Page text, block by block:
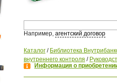
Например, агентский договор
Каталог / Библиотека
внутреннего контроля /
Информация о